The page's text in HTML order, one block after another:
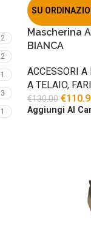
2
2
1
3
1
SU
Mascherina
BIANCA
ACCESSORI A
A TELAIO,
€130.00 €
Aggiungi Al